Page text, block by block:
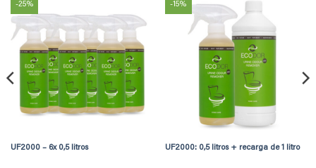
-25%
UF2000 – 6x 0,5 litros
-15%
UF2000: 0,5 litros + recarga de 1 litro